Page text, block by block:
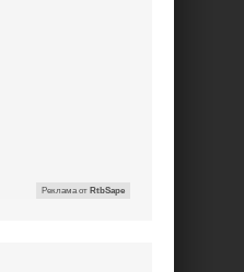
Реклама от RtbSape